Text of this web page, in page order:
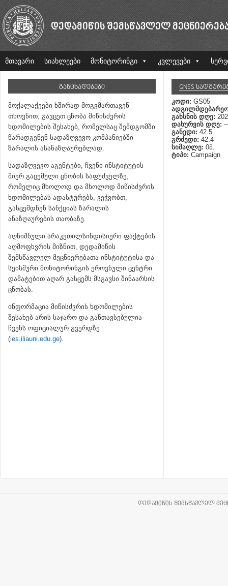
ᲓᲔᲓᲐᲛᲘᲬᲘᲡ ᲨᲔᲛᲡᲬᲐᲕᲚᲔᲚ
მთავარი სიახლეები მონიტორინგი კვლევები
ᲒᲐᲜᲪᲮᲐᲓᲔᲑᲔᲑᲘ
მოქალაქეები ხშირად მოგვმართავენ
თხოვნით, გავცეთ ცნობა მიწისძვრის
ხდომილების შესახებ, რომელსაც შემდგომში
წარადგენენ სადაზღვევო კომპანიებში
ზარალის ასანაზღაურებლად.
სადაზღვევო აგენტები, ჩვენი ინსტიტუტის
მიერ გაცემული ცნობის საფუძველზე,
რომელიც მხოლოდ და მხოლოდ მიწისძვრის
ხდომილებას ადასტურებს, ვეჭვობთ,
გასცემდნენ სანქციას ზარალის
ანაზღაურების თაობაზე.
აღნიშნული არაკეთილსინდისიერი ფაქტების
აღმოფხვრის მიზნით, დედამიწის
შემსწავლელ მეცნიერებათა ინსტიტუტისა და
სეისმური მონიტორინგის ეროვნული ცენტრი
დამატებით აღარ გასცემს მსგავსი შინაარსის
ცნობას.
ინფორმაცია მიწისძვრის ხდომილების
შესახებ არის საჯარო და განთავსებულია
ჩვენს ოფიციალურ გვერდზე
(ies.iliauni.edu.ge).
GNSS
კოდი: GS05
გახსნის დღე:
დახურვის დღე:
განედი: 42.5
გრძედი: 42.4
სიმაღლე: 0მ.
ტიპი: Campaign
ᲓᲔᲓᲐᲛᲘᲬᲘᲡ ᲨᲔᲛᲡᲬᲐᲕᲚᲔᲚ